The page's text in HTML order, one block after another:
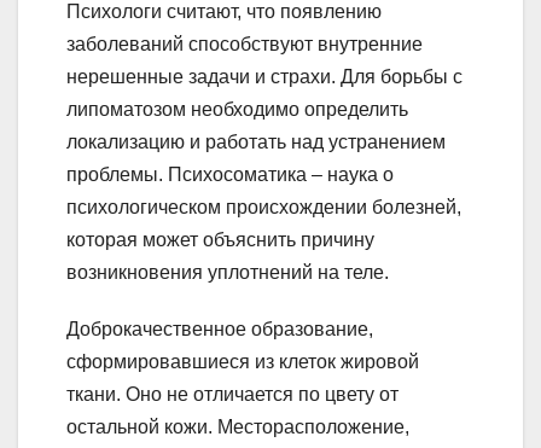
Психологи считают, что появлению
заболеваний способствуют внутренние
нерешенные задачи и страхи. Для борьбы с
липоматозом необходимо определить
локализацию и работать над устранением
проблемы. Психосоматика – наука о
психологическом происхождении болезней,
которая может объяснить причину
возникновения уплотнений на теле.
Доброкачественное образование,
сформировавшиеся из клеток жировой
ткани. Оно не отличается по цвету от
остальной кожи. Месторасположение,